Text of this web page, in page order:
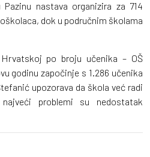
nastava organizira za 714
dok u područnim školama
po broju učenika – OŠ
godinu započinje s 1.286 učenika
upozorava da škola već radi
problemi su nedostatak